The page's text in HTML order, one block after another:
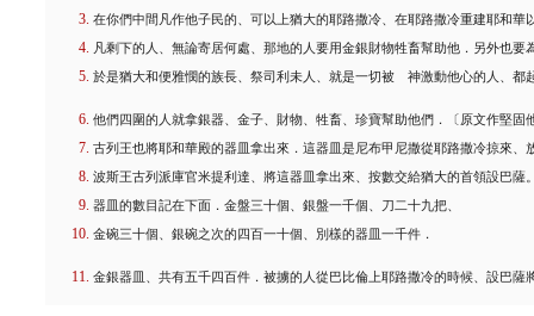
在你們中間凡作他子民的、可以上猶大的耶路撒冷、在耶路撒冷重建耶
凡剩下的人、無論寄居何處、那地的人要用金銀財物牲畜幫助他．另外也
於是猶大和便雅憫的族長、祭司利未人、就是一切被 神激動他心的人、都
他們四圍的人就拿銀器、金子、財物、牲畜、珍寶幫助他們．〔原文作堅固
古列王也將耶和華殿的器皿拿出來．這器皿是尼布甲尼撒從耶路撒冷掠來、
波斯王古列派庫官米提利達、將這器皿拿出來、按數交給猶大的首領設巴薩
器皿的數目記在下面．金盤三十個、銀盤一千個、刀二十九把、
金碗三十個、銀碗之次的四百一十個、別樣的器皿一千件．
金銀器皿、共有五千四百件．被擄的人從巴比倫上耶路撒冷的時候、設巴薩